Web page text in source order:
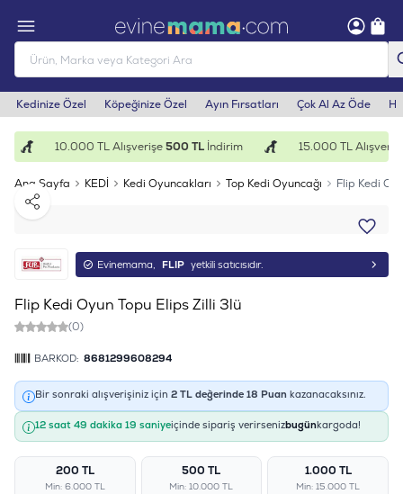
Kedinize Özel Köpeğinize Özel Ayın Fırsatları Çok Al Az Öde
10.000 TL Alışverişe500 TLİndirim 15.000 TL Alışverişe
Ana Sayfa KEDİ Kedi Oyuncakları Top Kedi Oyuncağı
Flip Kedi
Paylaş
Evinemama, FLIP yetkili satıcısıdır.
Flip Kedi Oyun Topu Elips Zilli 3lü
(0)
BARKOD: 8681299608294
Bir sonraki alışverişiniz için 2 TL değerinde 18 Puan kazanacaksınız.
12 saat 49 dakika 19 saniyeiçinde sipariş verirsenizbugünkargoda!
200 TL
Min: 6.000 TL
500 TL
Min: 10.000 TL
1.000 TL
Min: 15.000 TL